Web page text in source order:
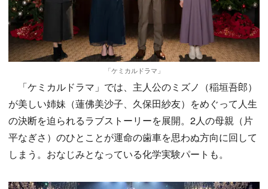
「ケミカルドラマ」
「ケミカルドラマ」では、主人公のミズノ（稲垣吾郎）
が美しい姉妹（蓮佛美沙子、久保田紗友）をめぐって人生
の決断を迫られるラブストーリーを展開。2人の母親（片
平なぎさ）のひとことが運命の歯車を思わぬ方向に回して
しまう。おなじみとなっている化学実験パートも。